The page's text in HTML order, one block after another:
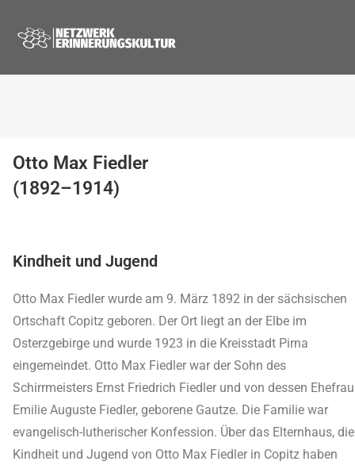
Otto Max Fiedler
(1892–1914)
Kindheit und Jugend
Otto Max Fiedler wurde am 9. März 1892 in der sächsischen
Ortschaft Copitz geboren. Der Ort liegt an der Elbe im
Osterzgebirge und wurde 1923 in die Kreisstadt Pirna
eingemeindet. Otto Max Fiedler war der Sohn des
Schirrmeisters Ernst Friedrich Fiedler und von dessen Ehefrau
Emilie Auguste Fiedler, geborene Gautze. Die Familie war
evangelisch-lutherischer Konfession. Über das Elternhaus, die
Kindheit und Jugend von Otto Max Fiedler in Copitz haben